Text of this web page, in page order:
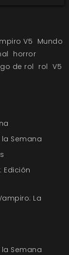
V5 Mundo
horror
de rol rol V5
Semana
Edición
La
Semana